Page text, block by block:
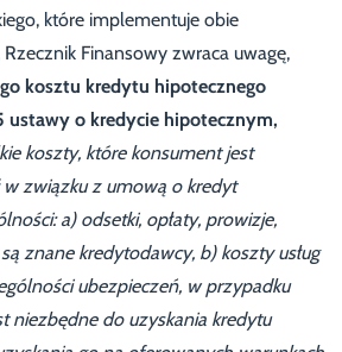
które implementuje obie
Finansowy zwraca uwagę,
kosztu kredytu hipotecznego
ustawy o kredycie hipotecznym,
koszty, które konsument jest
związku z umową o kredyt
a) odsetki, opłaty, prowizje,
znane kredytodawcy, b) koszty usług
ubezpieczeń, w przypadku
niezbędne do uzyskania kredytu